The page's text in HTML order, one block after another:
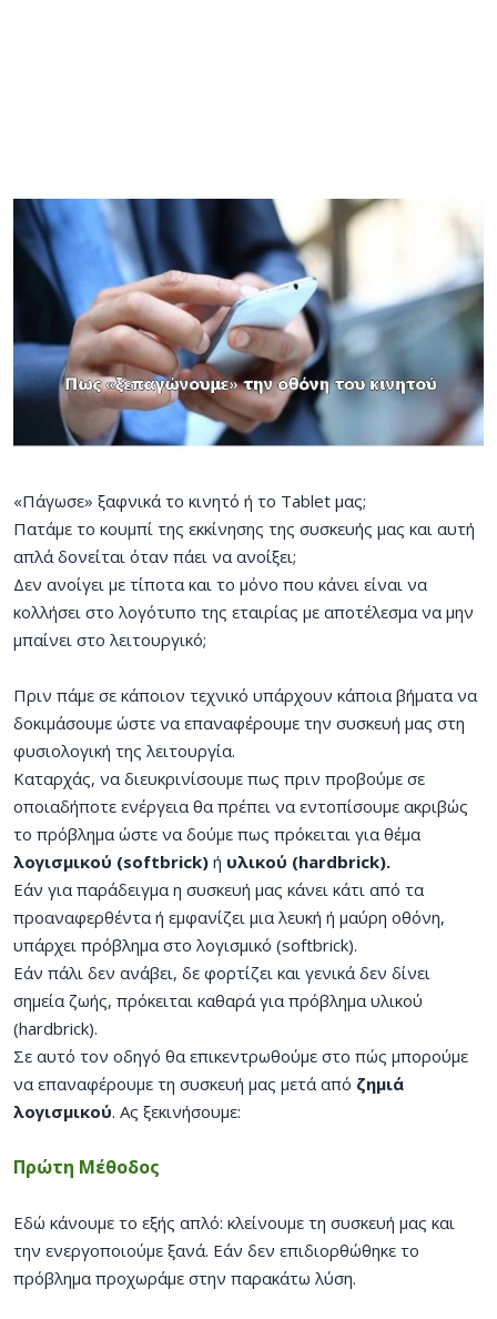
«Πάγωσε» ξαφνικά το κινητό ή το Tablet μας;
Πατάμε το κουμπί της εκκίνησης της συσκευής μας και αυτή
απλά δονείται όταν πάει να ανοίξει;
Δεν ανοίγει με τίποτα και το μόνο που κάνει είναι να
κολλήσει στο λογότυπο της εταιρίας με αποτέλεσμα να μην
μπαίνει στο λειτουργικό;
Πριν πάμε σε κάποιον τεχνικό υπάρχουν κάποια βήματα να
δοκιμάσουμε ώστε να επαναφέρουμε την συσκευή μας στη
φυσιολογική της λειτουργία.
Καταρχάς, να διευκρινίσουμε πως πριν προβούμε σε
οποιαδήποτε ενέργεια θα πρέπει να εντοπίσουμε ακριβώς
το πρόβλημα ώστε να δούμε πως πρόκειται για θέμα
λογισμικού (softbrick) ή υλικού (hardbrick).
Εάν για παράδειγμα η συσκευή μας κάνει κάτι από τα
προαναφερθέντα ή εμφανίζει μια λευκή ή μαύρη οθόνη,
υπάρχει πρόβλημα στο λογισμικό (softbrick).
Εάν πάλι δεν ανάβει, δε φορτίζει και γενικά δεν δίνει
σημεία ζωής, πρόκειται καθαρά για πρόβλημα υλικού
(hardbrick).
Σε αυτό τον οδηγό θα επικεντρωθούμε στο πώς μπορούμε
να επαναφέρουμε τη συσκευή μας μετά από ζημιά
λογισμικού. Ας ξεκινήσουμε:
Πρώτη Μέθοδος
Εδώ κάνουμε το εξής απλό: κλείνουμε τη συσκευή μας και
την ενεργοποιούμε ξανά. Εάν δεν επιδιορθώθηκε το
πρόβλημα προχωράμε στην παρακάτω λύση.